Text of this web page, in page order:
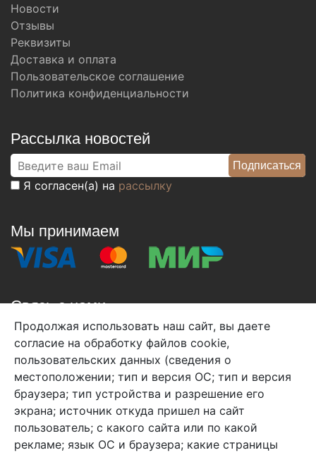
Новости
Отзывы
Реквизиты
Доставка и оплата
Пользовательское соглашение
Политика конфиденциальности
Рассылка новостей
Я согласен(а) на рассылку
Мы принимаем
Связь с нами
+7 (495) 933-38-08
info@arben-textile.ru- оптовые продажи
Арбен текстиль г. Щелково, пер.
Продолжая использовать наш сайт, вы даете
согласие на обработку файлов cookie,
пользовательских данных (сведения о
местоположении; тип и версия ОС; тип и версия
браузера; тип устройства и разрешение его
экрана; источник откуда пришел на сайт
пользователь; с какого сайта или по какой
рекламе; язык ОС и браузера; какие страницы